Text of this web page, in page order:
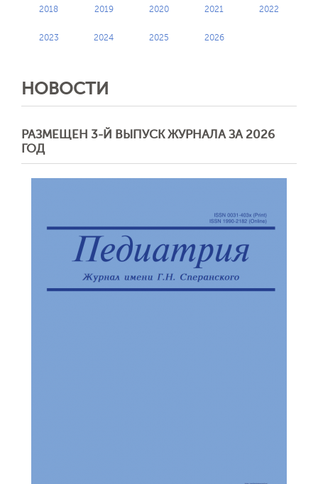
2018 2019 2020 2021 2022
2023 2024 2025 2026
НОВОСТИ
РАЗМЕЩЕН 3-Й ВЫПУСК ЖУРНАЛА ЗА 2026
ГОД